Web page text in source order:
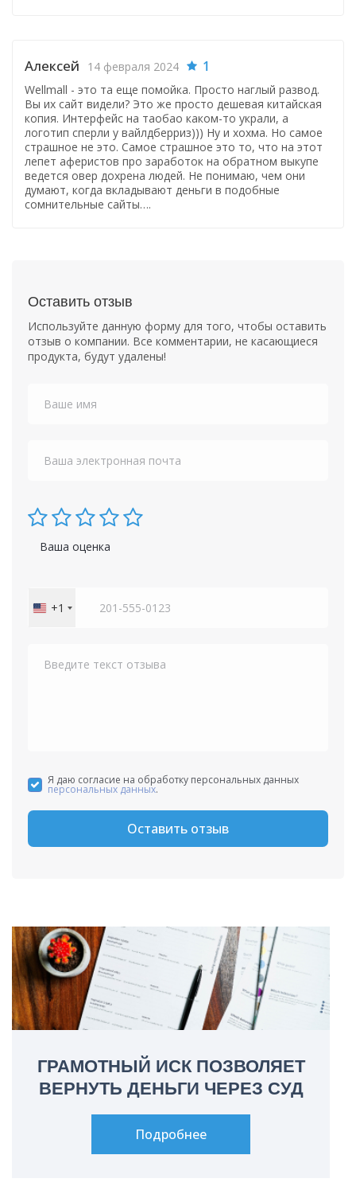
Алексей 14 февраля 2024 1
Wellmall - это та еще помойка. Просто наглый развод.
Вы их сайт видели? Это же просто дешевая китайская
копия. Интерфейс на таобао каком-то украли, а
логотип сперли у вайлдберриз))) Ну и хохма. Но самое
страшное не это. Самое страшное это то, что на этот
лепет аферистов про заработок на обратном выкупе
ведется овер дохрена людей. Не понимаю, чем они
думают, когда вкладывают деньги в подобные
сомнительные сайты….
Оставить отзыв
Используйте данную форму для того, чтобы оставить
отзыв о компании. Все комментарии, не касающиеся
продукта, будут удалены!
Ваша оценка
United
+1
Я даю согласие на обработку персональных данных
персональных данных.
Оставить отзыв
ГРАМОТНЫЙ ИСК ПОЗВОЛЯЕТ
ВЕРНУТЬ ДЕНЬГИ ЧЕРЕЗ СУД
Подробнее